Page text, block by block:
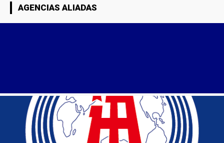
AGENCIAS ALIADAS